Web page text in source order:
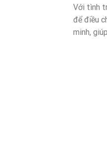
Với tình
để điều
minh,